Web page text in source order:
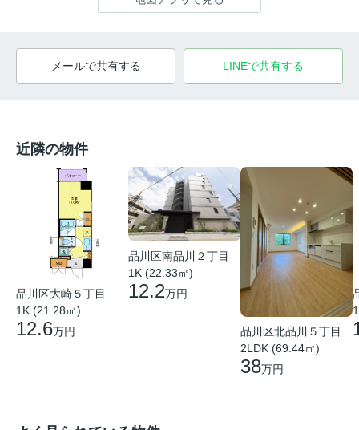
メールで共有する LINEで共有する
近隣の物件
品川区大崎５丁目
1K (21.28㎡)
12.6万円
品川区南品川２丁目
1K (22.33㎡)
12.2万円
品川区北品川５丁目
2LDK (69.44㎡)
38万円